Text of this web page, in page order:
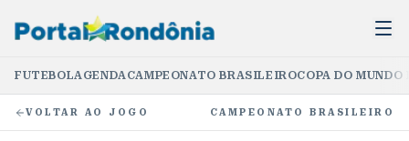
FUTEBOLAGENDACAMPEONATO BRASILEIROCOPA DO
VOLTAR AO JOGO CAMPEONATO BRASILEIRO